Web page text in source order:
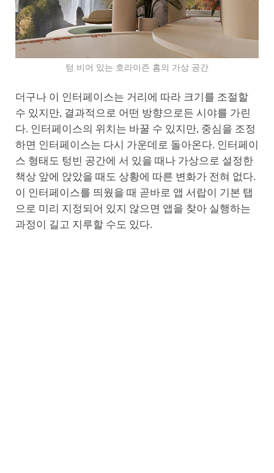
텅 비어 있는 호라이즌 홈의 가상 공간
더구나 이 인터페이스는 거리에 따라 크기를 조절할
수 있지만, 결과적으로 어떤 방향으로든 시야를 가린
다. 인터페이스의 위치는 바꿀 수 있지만, 중심을 조정
하면 인터페이스는 다시 가운데로 돌아온다. 인터페이
스 형태도 텅빈 공간에 서 있을 때나 가상으로 설정한
책상 앞에 앉았을 때도 상황에 따른 변화가 전혀 없다.
이 인터페이스를 띄웠을 때 곧바로 앱 서랍이 기본 탭
으로 미리 지정되어 있지 않으면 앱을 찾아 실행하는
과정이 길고 지루할 수도 있다.